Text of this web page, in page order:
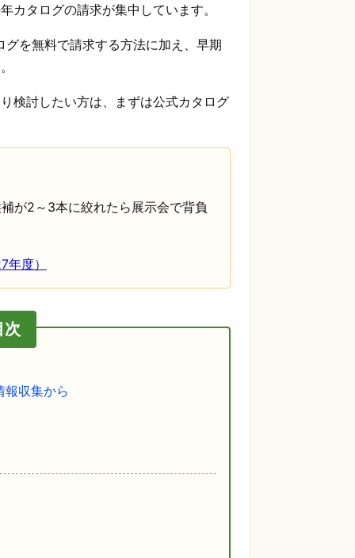
カタログの請求が集中しています。
を無料で請求する方法に加え、早期
検討したい方は、まずは公式カタログ
が2～3本に絞れたら展示会で背負
度）
次
報収集から